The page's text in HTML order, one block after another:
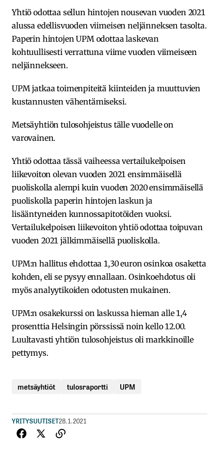
Yhtiö odottaa sellun hintojen nousevan vuoden 2021
alussa edellisvuoden viimeisen neljänneksen tasolta.
Paperin hintojen UPM odottaa laskevan
kohtuullisesti verrattuna viime vuoden viimeiseen
neljännekseen.
UPM jatkaa toimenpiteitä kiinteiden ja muuttuvien
kustannusten vähentämiseksi.
Metsäyhtiön tulosohjeistus tälle vuodelle on
varovainen.
Yhtiö odottaa tässä vaiheessa vertailukelpoisen
liikevoiton olevan vuoden 2021 ensimmäisellä
puoliskolla alempi kuin vuoden 2020 ensimmäisellä
puoliskolla paperin hintojen laskun ja
lisääntyneiden kunnossapitotöiden vuoksi.
Vertailukelpoisen liikevoiton yhtiö odottaa toipuvan
vuoden 2021 jälkimmäisellä puoliskolla.
UPM:n hallitus ehdottaa 1,30 euron osinkoa osaketta
kohden, eli se pysyy ennallaan. Osinkoehdotus oli
myös analyytikoiden odotusten mukainen.
UPM:n osakekurssi on laskussa hieman alle 1,4
prosenttia Helsingin pörssissä noin kello 12.00.
Luultavasti yhtiön tulosohjeistus oli markkinoille
pettymys.
metsäyhtiöt tulosraportti UPM
YRITYSUUTISET28.1.2021